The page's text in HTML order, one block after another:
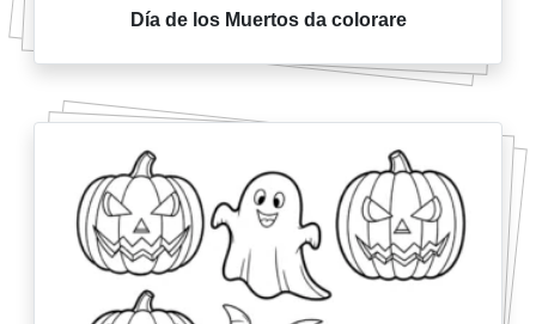
Día de los Muertos da colorare